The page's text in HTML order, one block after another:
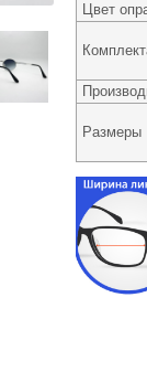
Цвет
Размеры